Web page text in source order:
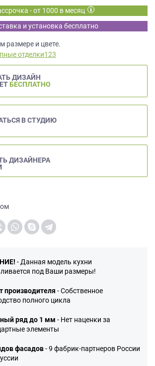
- от 1000 в месяц
и установка бесплатно
размере и цвете.
отделки123
ДИЗАЙН
БЕСПЛАТНО
В СТУДИЮ
ДИЗАЙНЕРА
- Данная модель кухни
под Ваши размеры!
производителя - Собственное
полного цикла
ряд до 1 мм - Нет наценки за
элементы
фасадов- 9 фабрик-партнеров России